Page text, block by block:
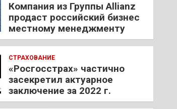
Компания из Группы Allianz
продаст российский бизнес
местному менеджменту
СТРАХОВАНИЕ
«Росгосстрах» частично
засекретил актуарное
заключение за 2022 г.